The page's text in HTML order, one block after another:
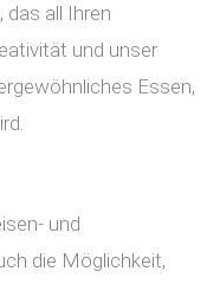
das all Ihren
und unser
Essen,
und
die Möglichkeit,